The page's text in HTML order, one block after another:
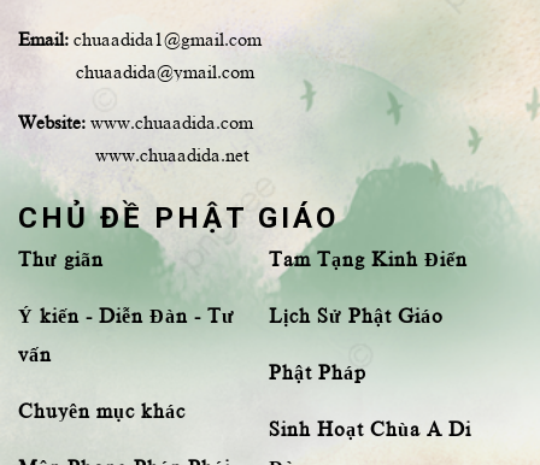
Email: chuaadida1@gmail.com
chuaadida@ymail.com
Website: www.chuaadida.com
www.chuaadida.net
CHỦ ĐỀ PHẬT GIÁO
Thư giãn
Ý kiến - Diễn Đàn - Tư
vấn
Chuyên mục khác
Tam Tạng Kinh Điển
Lịch Sử Phật Giáo
Phật Pháp
Sinh Hoạt Chùa A Di